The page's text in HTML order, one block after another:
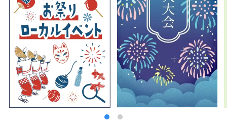
な発酵調味料の歴史を紡いでいます。